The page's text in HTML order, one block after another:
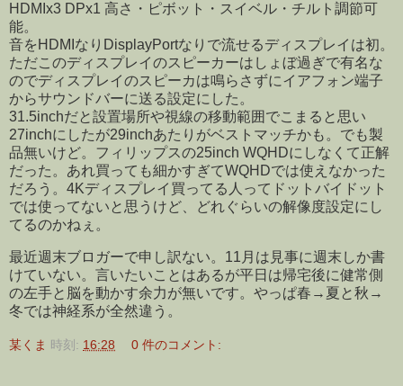
HDMIx3 DPx1 高さ・ピボット・スイベル・チルト調節可
能。
音をHDMIなりDisplayPortなりで流せるディスプレイは初。
ただこのディスプレイのスピーカーはしょぼ過ぎで有名な
のでディスプレイのスピーカは鳴らさずにイアフォン端子
からサウンドバーに送る設定にした。
31.5inchだと設置場所や視線の移動範囲でこまると思い
27inchにしたが29inchあたりがベストマッチかも。でも製
品無いけど。フィリップスの25inch WQHDにしなくて正解
だった。あれ買っても細かすぎてWQHDでは使えなかった
だろう。4Kディスプレイ買ってる人ってドットバイドット
では使ってないと思うけど、どれぐらいの解像度設定にし
てるのかねぇ。
最近週末ブロガーで申し訳ない。11月は見事に週末しか書
けていない。言いたいことはあるが平日は帰宅後に健常側
の左手と脳を動かす余力が無いです。やっぱ春→夏と秋→
冬では神経系が全然違う。
某くま 時刻: 16:28 0 件のコメント: